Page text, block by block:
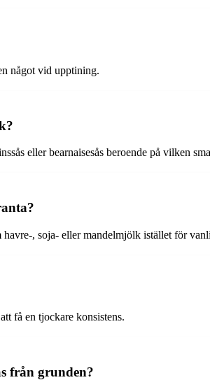
något vid upptining.
eller bearnaisesås beroende på vilken
, soja- eller mandelmjölk istället för
få en tjockare konsistens.
från grunden?